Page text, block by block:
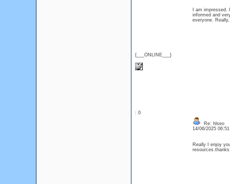
{___ONLINE___}
I am
informed and
everyone.
: 0
Re: hlseo
14/06/2025
Really I enjoy